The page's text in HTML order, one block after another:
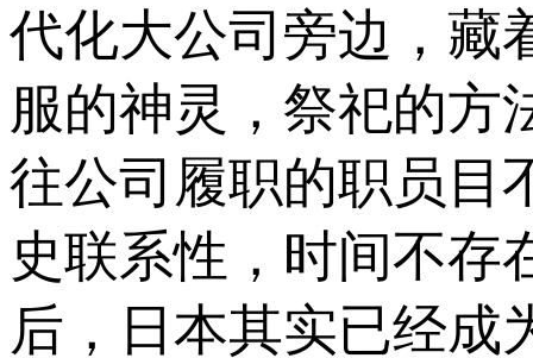
代化大公司旁边，藏
服的神灵，祭祀的方
往公司履职的职员目
史联系性，时间不存
后，日本其实已经成